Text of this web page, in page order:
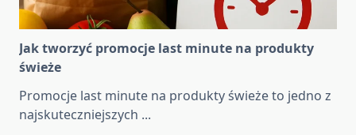
Jak tworzyć promocje last minute na produkty
świeże
Promocje last minute na produkty świeże to jedno z
najskuteczniejszych ...